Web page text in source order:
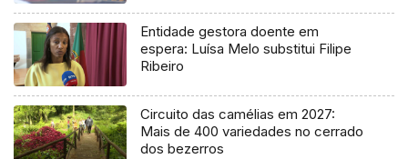
Entidade gestora doente em
espera: Luísa Melo substitui Filipe
Ribeiro
Circuito das camélias em 2027:
Mais de 400 variedades no cerrado
dos bezerros